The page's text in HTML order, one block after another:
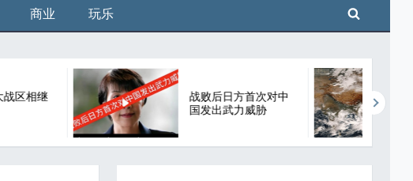
商业 玩乐 搜索
战败后日方首次对中
国发出武力威胁
17级台风最大持续风
速堪比高速列车